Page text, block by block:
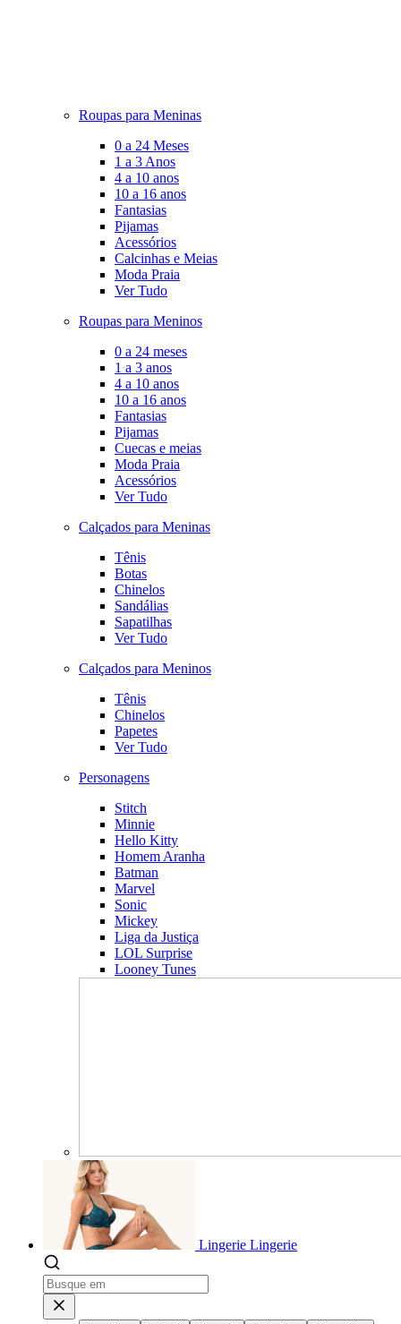
Roupas para Meninas
0 a 24 Meses
1 a 3 Anos
4 a 10 anos
10 a 16 anos
Fantasias
Pijamas
Acessórios
Calcinhas e Meias
Moda Praia
Ver Tudo
Roupas para Meninos
0 a 24 meses
1 a 3 anos
4 a 10 anos
10 a 16 anos
Fantasias
Pijamas
Cuecas e meias
Moda Praia
Acessórios
Ver Tudo
Calçados para Meninas
Tênis
Botas
Chinelos
Sandálias
Sapatilhas
Ver Tudo
Calçados para Meninos
Tênis
Chinelos
Papetes
Ver Tudo
Personagens
Stitch
Minnie
Hello Kitty
Homem Aranha
Batman
Marvel
Sonic
Mickey
Liga da Justiça
LOL Surprise
Looney Tunes
Lingerie Lingerie